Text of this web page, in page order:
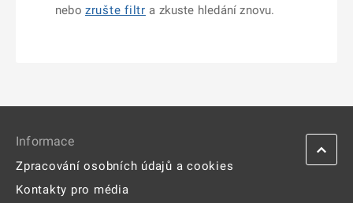
nebo zrušte filtr a zkuste hledání znovu.
Informace
Zpracování osobních údajů a cookies
Kontakty pro média